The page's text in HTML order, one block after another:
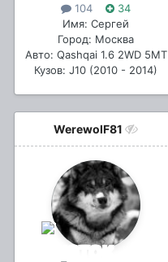
104
34
Имя: Сергей
Город: Москва
Авто: Qashqai 1.6 2WD 5MT
Кузов: J10 (2010 - 2014)
WerewolF81